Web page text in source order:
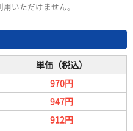
いただけません。
単価（税込）
970円
947円
912円